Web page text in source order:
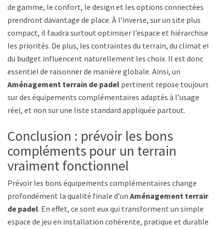
de gamme, le confort, le design et les options connectées
prendront davantage de place. À l’inverse, sur un site plus
compact, il faudra surtout optimiser l’espace et hiérarchiser
les priorités. De plus, les contraintes du terrain, du climat et
du budget influencent naturellement les choix. Il est donc
essentiel de raisonner de manière globale. Ainsi, un
Aménagement terrain de padel pertinent repose toujours
sur des équipements complémentaires adaptés à l’usage
réel, et non sur une liste standard appliquée partout.
Conclusion : prévoir les bons
compléments pour un terrain
vraiment fonctionnel
Prévoir les bons équipements complémentaires change
profondément la qualité finale d’un Aménagement terrain
de padel. En effet, ce sont eux qui transforment un simple
espace de jeu en installation cohérente, pratique et durable.